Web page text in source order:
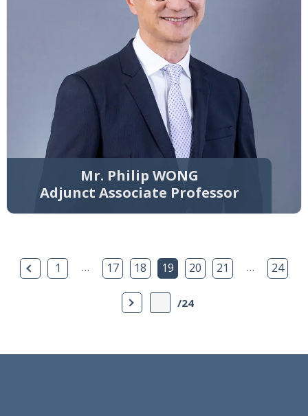
Mr. Philip WONG
Adjunct Associate Professor
上一页1 … 17 18 19 20 21 … 24
下一页 /24